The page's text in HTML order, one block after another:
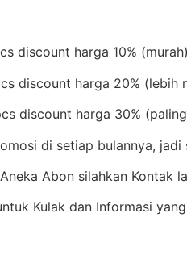
discount harga 10% (murah)
discount harga 20% (lebih
discount harga 30%
di setiap bulannya,
Abon silahkan Kontak
Kulak dan Informasi